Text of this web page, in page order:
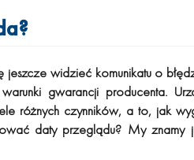
widzieć komunikatu o
gwarancji producenta.
różnych czynników, a to, jak
daty przeglądu? My znamy